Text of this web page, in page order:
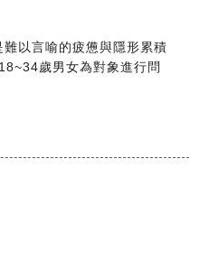
以言喻的疲憊與隱形累積
歲男女為對象進行問